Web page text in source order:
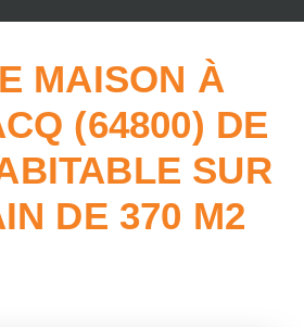
MAISON À
(64800) DE
SUR
DE 370 M2